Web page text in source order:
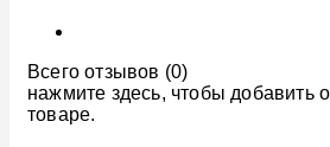
Всего отзывов (0)
нажмите здесь, чтобы добавить
товаре.